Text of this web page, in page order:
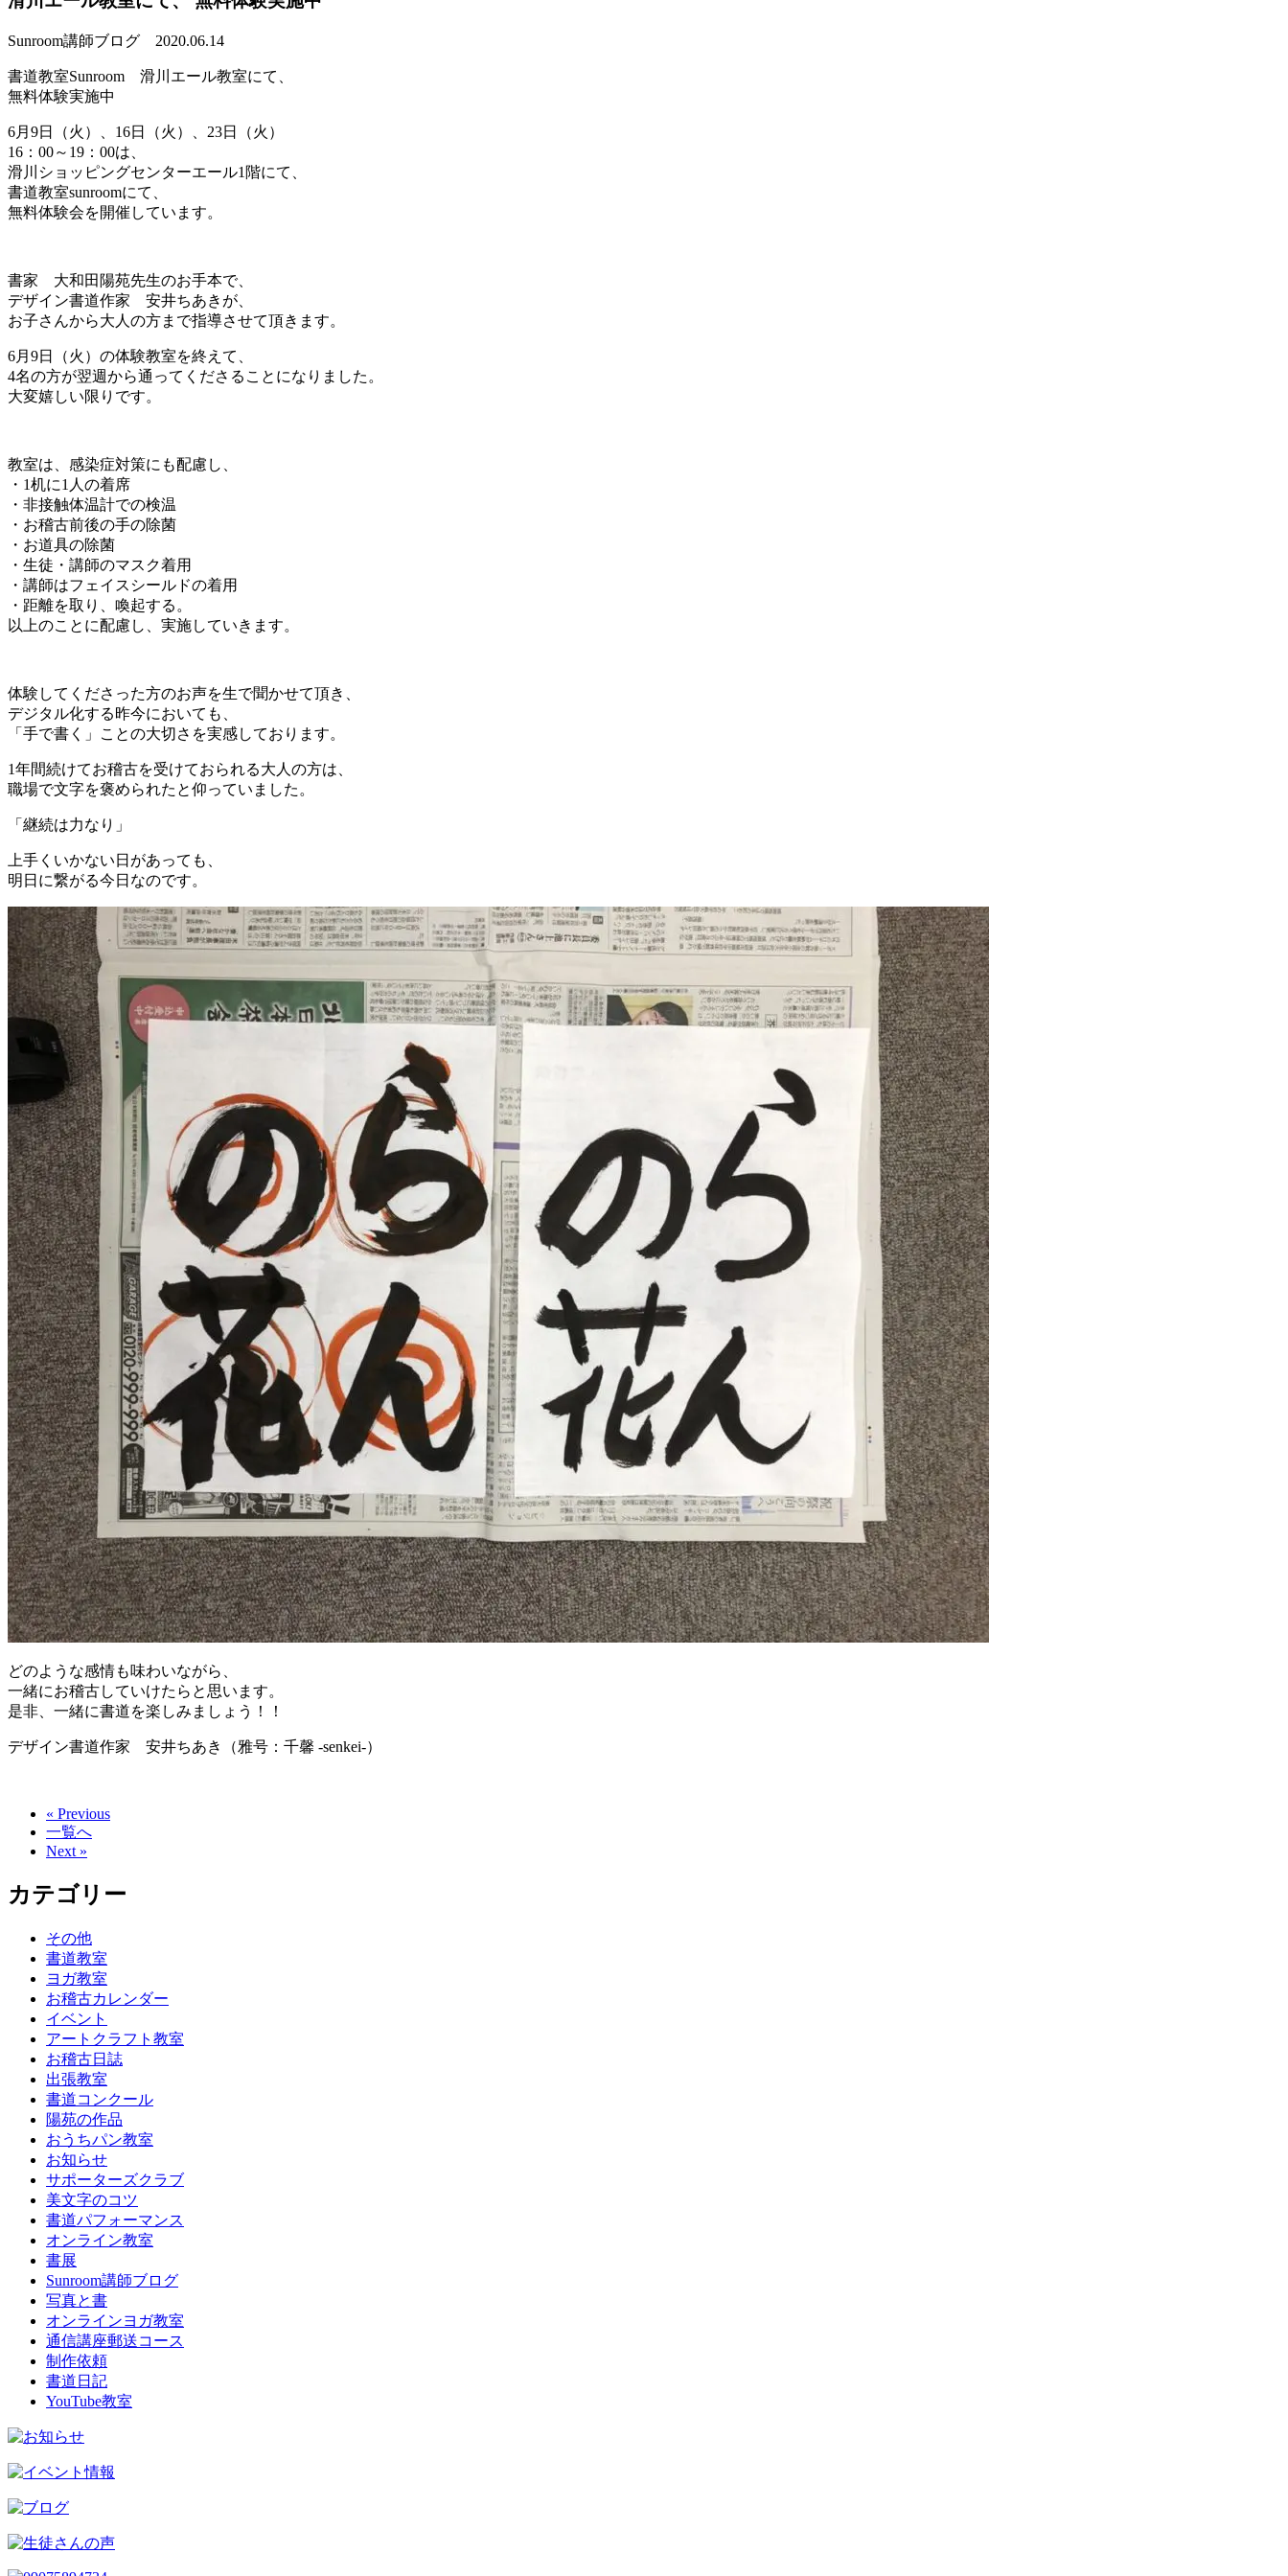
Sunroom講師ブログ 2020.06.14
書道教室Sunroom 滑川エール教室にて、
無料体験実施中
6月9日（火）、16日（火）、23日（火）
16：00～19：00は、
滑川ショッピングセンターエール1階にて、
書道教室sunroomにて、
無料体験会を開催しています。
書家 大和田陽苑先生のお手本で、
デザイン書道作家 安井ちあきが、
お子さんから大人の方まで指導させて頂きます。
6月9日（火）の体験教室を終えて、
4名の方が翌週から通ってくださることになりました。
大変嬉しい限りです。
教室は、感染症対策にも配慮し、
・1机に1人の着席
・非接触体温計での検温
・お稽古前後の手の除菌
・お道具の除菌
・生徒・講師のマスク着用
・講師はフェイスシールドの着用
・距離を取り、喚起する。
以上のことに配慮し、実施していきます。
体験してくださった方のお声を生で聞かせて頂き、
デジタル化する昨今においても、
「手で書く」ことの大切さを実感しております。
1年間続けてお稽古を受けておられる大人の方は、
職場で文字を褒められたと仰っていました。
「継続は力なり」
上手くいかない日があっても、
明日に繋がる今日なのです。
どのような感情も味わいながら、
一緒にお稽古していけたらと思います。
是非、一緒に書道を楽しみましょう！！
デザイン書道作家 安井ちあき（雅号：千馨 -senkei-）
« Previous
一覧へ
Next »
カテゴリー
その他
書道教室
ヨガ教室
お稽古カレンダー
イベント
アートクラフト教室
お稽古日誌
出張教室
書道コンクール
陽苑の作品
おうちパン教室
お知らせ
サポーターズクラブ
美文字のコツ
書道パフォーマンス
オンライン教室
書展
Sunroom講師ブログ
写真と書
オンラインヨガ教室
通信講座郵送コース
制作依頼
書道日記
YouTube教室